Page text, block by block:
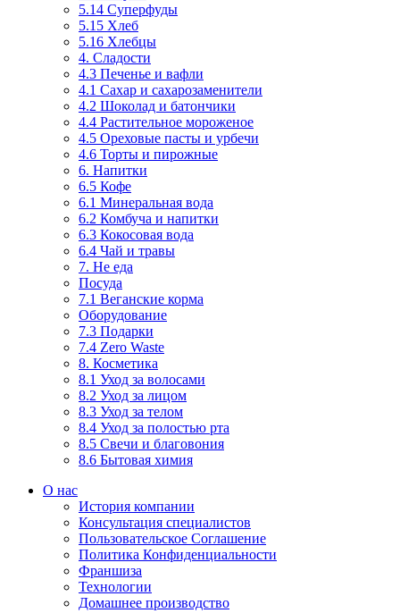
5.14 Суперфуды
5.15 Хлеб
5.16 Хлебцы
4. Сладости
4.3 Печенье и вафли
4.1 Сахар и сахарозаменители
4.2 Шоколад и батончики
4.4 Растительное мороженое
4.5 Ореховые пасты и урбечи
4.6 Торты и пирожные
6. Напитки
6.5 Кофе
6.1 Минеральная вода
6.2 Комбуча и напитки
6.3 Кокосовая вода
6.4 Чай и травы
7. Не еда
Посуда
7.1 Веганские корма
Оборудование
7.3 Подарки
7.4 Zero Waste
8. Косметика
8.1 Уход за волосами
8.2 Уход за лицом
8.3 Уход за телом
8.4 Уход за полостью рта
8.5 Свечи и благовония
8.6 Бытовая химия
О нас
История компании
Консультация специалистов
Пользовательское Соглашение
Политика Конфиденциальности
Франшиза
Технологии
Домашнее производство